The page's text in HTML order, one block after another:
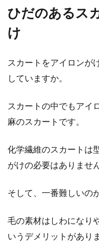
ャツ
ス
たり
ひだのあるス
け
スカートをアイロンが
していますか。
スカートの中でもアイ
麻のスカートです。
化学繊維のスカートは
がけの必要はありません
そして、一番難しいの
毛の素材はしわになり
いうデメリットがあり